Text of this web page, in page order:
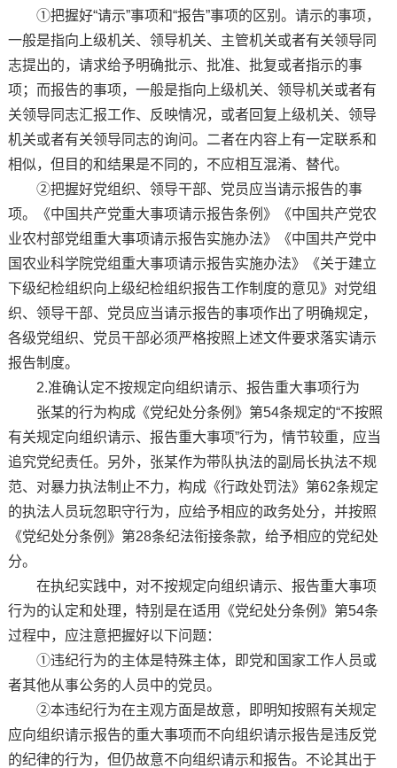
①把握好“请示”事项和“报告”事项的区别。请示的事项，
一般是指向上级机关、领导机关、主管机关或者有关领导同
志提出的，请求给予明确批示、批准、批复或者指示的事
项；而报告的事项，一般是指向上级机关、领导机关或者有
关领导同志汇报工作、反映情况，或者回复上级机关、领导
机关或者有关领导同志的询问。二者在内容上有一定联系和
相似，但目的和结果是不同的，不应相互混淆、替代。
②把握好党组织、领导干部、党员应当请示报告的事
项。《中国共产党重大事项请示报告条例》《中国共产党农
业农村部党组重大事项请示报告实施办法》《中国共产党中
国农业科学院党组重大事项请示报告实施办法》《关于建立
下级纪检组织向上级纪检组织报告工作制度的意见》对党组
织、领导干部、党员应当请示报告的事项作出了明确规定，
各级党组织、党员干部必须严格按照上述文件要求落实请示
报告制度。
2.准确认定不按规定向组织请示、报告重大事项行为
张某的行为构成《党纪处分条例》第54条规定的“不按照
有关规定向组织请示、报告重大事项”行为，情节较重，应当
追究党纪责任。另外，张某作为带队执法的副局长执法不规
范、对暴力执法制止不力，构成《行政处罚法》第62条规定
的执法人员玩忽职守行为，应给予相应的政务处分，并按照
《党纪处分条例》第28条纪法衔接条款，给予相应的党纪处
分。
在执纪实践中，对不按规定向组织请示、报告重大事项
行为的认定和处理，特别是在适用《党纪处分条例》第54条
过程中，应注意把握好以下问题：
①违纪行为的主体是特殊主体，即党和国家工作人员或
者其他从事公务的人员中的党员。
②本违纪行为在主观方面是故意，即明知按照有关规定
应向组织请示报告的重大事项而不向组织请示报告是违反党
的纪律的行为，但仍故意不向组织请示和报告。不论其出于